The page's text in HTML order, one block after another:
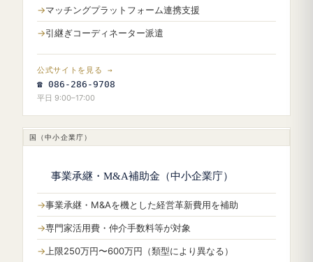
マッチングプラットフォーム連携支援
引継ぎコーディネーター派遣
公式サイトを見る →
☎ 086-286-9708
平日 9:00–17:00
国（中小企業庁）
事業承継・M&A補助金（中小企業庁）
事業承継・M&Aを機とした経営革新費用を補助
専門家活用費・仲介手数料等が対象
上限250万円〜600万円（類型により異なる）